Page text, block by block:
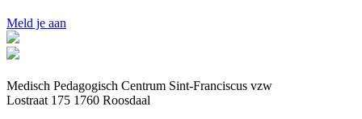
Meld je aan
Medisch Pedagogisch Centrum Sint-Franciscus vzw
Lostraat 175 1760 Roosdaal